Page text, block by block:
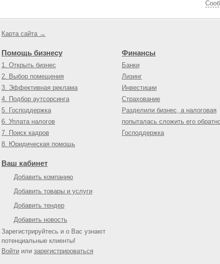
Карта сайта →
Помощь бизнесу
1. Открыть бизнес
2. Выбор помещения
3. Эффективная реклама
4. Подбор аутсорсинга
5. Господдержка
6. Уплата налогов
7. Поиск кадров
8. Юридическая помощь
Финансы
Банки
Лизинг
Инвестиции
Страхование
Разделили бизнес, а налоговая
попыталась сложить его
Господдержка
Ваш кабинет
Добавить компанию
Добавить товары и услуги
Добавить тендер
Добавить новость
Зарегистрируйтесь и о Вас узнают
потенциальные клиенты!
Войти или зарегистрироваться